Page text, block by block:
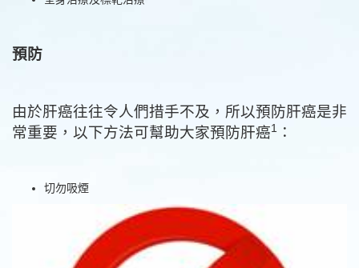
常重要，以下方法可幫助大家預防肝癌 1：